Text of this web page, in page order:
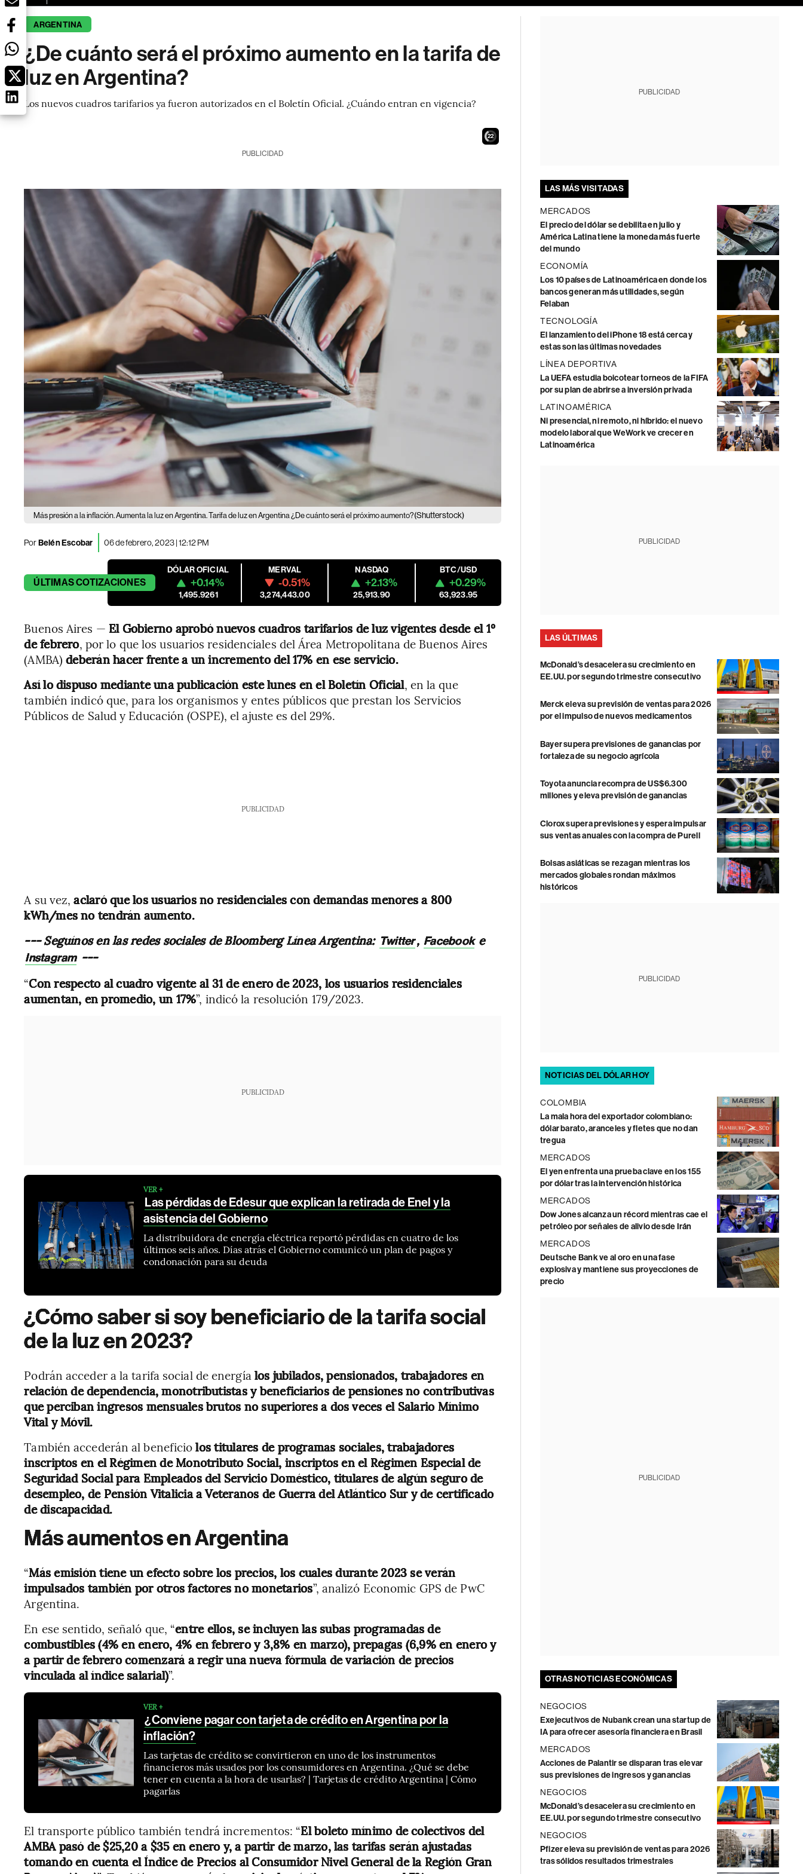
ARGENTINA
¿De cuánto será el próximo aumento en la tarifa de
luz en Argentina?
Los nuevos cuadros tarifarios ya fueron autorizados en el Boletín Oficial. ¿Cuándo entran en vigencia?
21
PUBLICIDAD
Más presión a la inflación. Aumenta la luz en Argentina. Tarifa de luz en Argentina ¿De cuánto será el próximo aumento?(Shutterstock)
PorBelén Escobar 06 de febrero, 2023 | 12:12 PM
ÚLTIMASCOTIZACIONES
DÓLAR OFICIAL
+0.14%
1,495.9261
MERVAL
-0.51%
3,274,443.00
NASDAQ
+2.13%
25,913.90
BTC/USD
+0.29%
63,923.95
Buenos Aires — El Gobierno aprobó nuevos cuadros tarifarios de luz vigentes desde el 1º
de febrero, por lo que los usuarios residenciales del Área Metropolitana de Buenos Aires
(AMBA) deberán hacer frente a un incremento del 17% en ese servicio.
Así lo dispuso mediante una publicación este lunes en el Boletín Oficial, en la que
también indicó que, para los organismos y entes públicos que prestan los Servicios
Públicos de Salud y Educación (OSPE), el ajuste es del 29%.
PUBLICIDAD
A su vez, aclaró que los usuarios no residenciales con demandas menores a 800
kWh/mes no tendrán aumento.
--- Seguínos en las redes sociales de Bloomberg Línea Argentina: Twitter, Facebooke
Instagram ---
“Con respecto al cuadro vigente al 31 de enero de 2023, los usuarios residenciales
aumentan, en promedio, un 17%”, indicó la resolución 179/2023.
PUBLICIDAD
VER +
Las pérdidas de Edesur que explican la retirada de Enel y la
asistencia del Gobierno
La distribuidora de energía eléctrica reportó pérdidas en cuatro de los
últimos seis años. Días atrás el Gobierno comunicó un plan de pagos y
condonación para su deuda
¿Cómo saber si soy beneficiario de la tarifa social
de la luz en 2023?
Podrán acceder a la tarifa social de energía los jubilados, pensionados, trabajadores en
relación de dependencia, monotributistas y beneficiarios de pensiones no contributivas
que perciban ingresos mensuales brutos no superiores a dos veces el Salario Mínimo
Vital y Móvil.
También accederán al beneficiolos titulares de programas sociales, trabajadores
inscriptos en el Régimen de Monotributo Social, inscriptos en el Régimen Especial de
Seguridad Social para Empleados del Servicio Doméstico, titulares de algún seguro de
desempleo, de Pensión Vitalicia a Veteranos de Guerra del Atlántico Sur y de certificado
de discapacidad.
Más aumentos en Argentina
“Más emisión tiene un efecto sobre los precios, los cuales durante 2023 se verán
impulsados también por otros factores no monetarios”, analizó Economic GPS de PwC
Argentina.
En ese sentido, señaló que, “entre ellos, se incluyen las subas programadas de
combustibles (4% en enero, 4% en febrero y 3,8% en marzo), prepagas (6,9% en enero y
a partir de febrero comenzará a regir una nueva fórmula de variación de precios
vinculada al índice salarial)”.
VER +
¿Conviene pagar con tarjeta de crédito en Argentina por la
inflación?
Las tarjetas de crédito se convirtieron en uno de los instrumentos
financieros más usados por los consumidores en Argentina. ¿Qué se debe
tener en cuenta a la hora de usarlas? | Tarjetas de crédito Argentina | Cómo
pagarlas
El transporte público también tendrá incrementos: “El boleto mínimo de colectivos del
AMBA pasó de $25,20 a $35 en enero y, a partir de marzo, las tarifas serán ajustadas
tomando en cuenta el Índice de Precios al Consumidor Nivel General de la Región Gran
PUBLICIDAD
LAS MÁS VISITADAS
MERCADOS
El precio del dólar se debilita en julio y
América Latina tiene la moneda más fuerte
del mundo
ECONOMÍA
Los 10 países de Latinoamérica en donde los
bancos generan más utilidades, según
Felaban
TECNOLOGÍA
El lanzamiento del iPhone 18 está cerca y
estas son las últimas novedades
LÍNEA DEPORTIVA
La UEFA estudia boicotear torneos de la FIFA
por su plan de abrirse a inversión privada
LATINOAMÉRICA
Ni presencial, ni remoto, ni híbrido: el nuevo
modelo laboral que WeWork ve crecer en
Latinoamérica
PUBLICIDAD
LAS ÚLTIMAS
McDonald’s desacelera su crecimiento en
EE.UU. por segundo trimestre consecutivo
Merck eleva su previsión de ventas para 2026
por el impulso de nuevos medicamentos
Bayer supera previsiones de ganancias por
fortaleza de su negocio agrícola
Toyota anuncia recompra de US$6.300
millones y eleva previsión de ganancias
Clorox supera previsiones y espera impulsar
sus ventas anuales con la compra de Purell
Bolsas asiáticas se rezagan mientras los
mercados globales rondan máximos
históricos
PUBLICIDAD
NOTICIAS DEL DÓLAR HOY
COLOMBIA
La mala hora del exportador colombiano:
dólar barato, aranceles y fletes que no dan
tregua
MERCADOS
El yen enfrenta una prueba clave en los 155
por dólar tras la intervención histórica
MERCADOS
Dow Jones alcanza un récord mientras cae el
petróleo por señales de alivio desde Irán
MERCADOS
Deutsche Bank ve al oro en una fase
explosiva y mantiene sus proyecciones de
precio
PUBLICIDAD
OTRAS NOTICIAS ECONÓMICAS
NEGOCIOS
Exejecutivos de Nubank crean una startup de
IA para ofrecer asesoría financiera en Brasil
MERCADOS
Acciones de Palantir se disparan tras elevar
sus previsiones de ingresos y ganancias
NEGOCIOS
McDonald’s desacelera su crecimiento en
EE.UU. por segundo trimestre consecutivo
NEGOCIOS
Pfizer eleva su previsión de ventas para 2026
tras sólidos resultados trimestrales